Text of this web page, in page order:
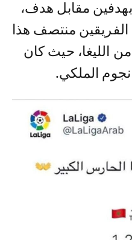
بهدفين مقابل هدف،
منتصف هذا
اليوم، برسم الجولة 24 من الليغا، حيث كان
الملكي.